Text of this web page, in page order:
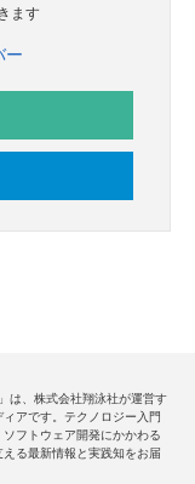
ます
ー
は、株式会社翔泳社が運営す
アです。テクノロジー入門
フトウェア開発にかかわる
る最新情報と実践知をお届